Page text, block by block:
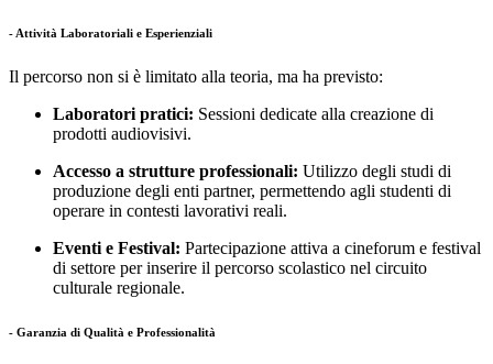
- Attività Laboratoriali e Esperienziali
Il percorso non si è limitato alla teoria, ma ha previsto:
Laboratori pratici: Sessioni dedicate alla creazione di
prodotti audiovisivi.
Accesso a strutture professionali: Utilizzo degli studi di
produzione degli enti partner, permettendo agli studenti di
operare in contesti lavorativi reali.
Eventi e Festival: Partecipazione attiva a cineforum e festival
di settore per inserire il percorso scolastico nel circuito
culturale regionale.
- Garanzia di Qualità e Professionalità